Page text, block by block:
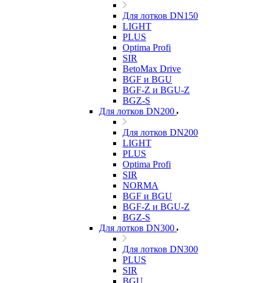
Для лотков DN150
LIGHT
PLUS
Optima Profi
SIR
BetoMax Drive
BGF и BGU
BGF-Z и BGU-Z
BGZ-S
Для лотков DN200
Для лотков DN200
LIGHT
PLUS
Optima Profi
SIR
NORMA
BGF и BGU
BGF-Z и BGU-Z
BGZ-S
Для лотков DN300
Для лотков DN300
PLUS
SIR
BGU